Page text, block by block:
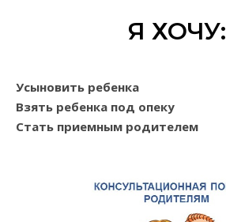
Я ХОЧУ:
Усыновить ребенка
Взять ребенка под опеку
Стать приемным родителем